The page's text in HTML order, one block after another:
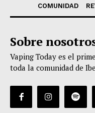
COMUNIDAD
Sobre
Vaping Today es el
toda la comunidad de